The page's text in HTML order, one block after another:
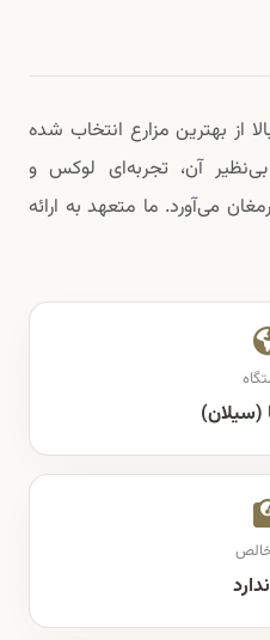
از بهترین مزارع انتخاب شده
آن، تجربه‌ای لوکس و
می‌آورد. ما متعهد به ارائه
(سیلان)